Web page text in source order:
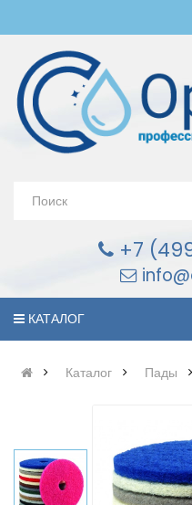
+7
КАТАЛОГ
Каталог Пады